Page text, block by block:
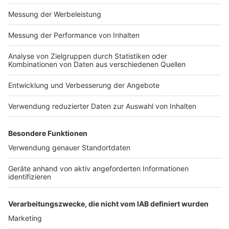
Angebot unserer Podcasts
automatischen
Übermittlung der Daten
widersprechen wollen,
melden Sie sich hier:
Impressum
Nutzungsbedingungen
Jobs
Presse
Werben
Archiv
ANTENNE BAYERN GROUP
Stiftung ANTENNE BAYERN
hilft
Teilnahmebedingungen
Kontakt
Studio-Hotline
Verkehrs-Hotline
Newsletter